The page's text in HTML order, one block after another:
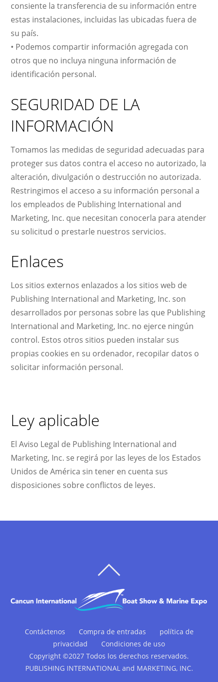
consiente la transferencia de su información entre
estas instalaciones, incluidas las ubicadas fuera de
su país.
• Podemos compartir información agregada con
otros que no incluya ninguna información de
identificación personal.
SEGURIDAD DE LA
INFORMACIÓN
Tomamos las medidas de seguridad adecuadas para
proteger sus datos contra el acceso no autorizado, la
alteración, divulgación o destrucción no autorizada.
Restringimos el acceso a su información personal a
los empleados de Publishing International and
Marketing, Inc. que necesitan conocerla para atender
su solicitud o prestarle nuestros servicios.
Enlaces
Los sitios externos enlazados a los sitios web de
Publishing International and Marketing, Inc. son
desarrollados por personas sobre las que Publishing
International and Marketing, Inc. no ejerce ningún
control. Estos otros sitios pueden instalar sus
propias cookies en su ordenador, recopilar datos o
solicitar información personal.
Ley aplicable
El Aviso Legal de Publishing International and
Marketing, Inc. se regirá por las leyes de los Estados
Unidos de América sin tener en cuenta sus
disposiciones sobre conflictos de leyes.
Contáctenos Compra de entradas
política de
privacidad
Condiciones de uso
Copyright ©2027 Todos los derechos reservados.
PUBLISHING INTERNATIONAL and MARKETING, INC.